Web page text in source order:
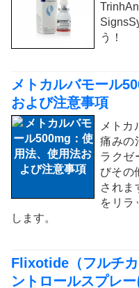
う！
メトカルバモール
および注意事項
メトカ
痛みの
ラクゼ
びその
されま
をリラ
します。
Flixotide（フルチ
ントロールスプレ